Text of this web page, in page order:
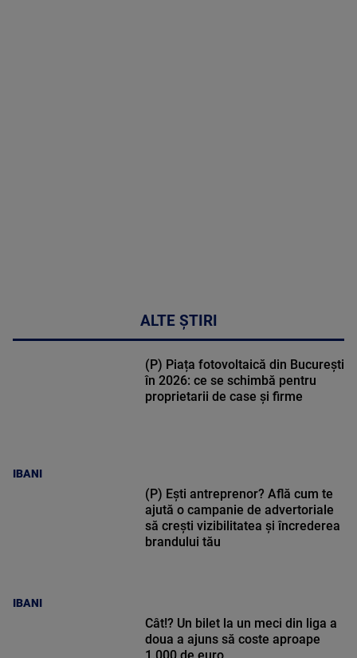
ALTE ȘTIRI
IBANI
(P) Piața fotovoltaică din București
în 2026: ce se schimbă pentru
proprietarii de case și firme
IBANI
(P) Ești antreprenor? Află cum te
ajută o campanie de advertoriale
să crești vizibilitatea și încrederea
brandului tău
Cât!? Un bilet la un meci din liga a
doua a ajuns să coste aproape